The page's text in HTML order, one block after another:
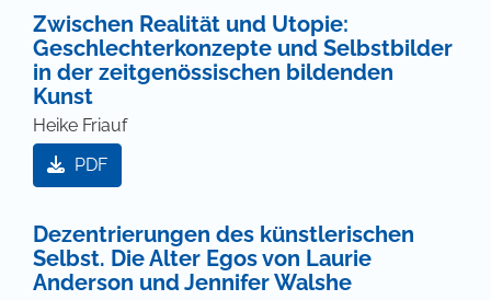
Zwischen Realität und Utopie:
Geschlechterkonzepte und Selbstbilder
in der zeitgenössischen bildenden
Kunst
Heike Friauf
PDF
Dezentrierungen des künstlerischen
Selbst. Die Alter Egos von Laurie
Anderson und Jennifer Walshe